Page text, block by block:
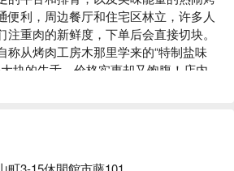
便利，周边餐厅和住宅区林立，许多人
重肉的新鲜度，下单后会直接切块。
称从烤肉工房木那里学来的“特制盐味
块的牛舌，价格实惠却又饱腹！店内
与烤肉一起享用。婴儿车也可入内，非
友聚会、约会和派对！